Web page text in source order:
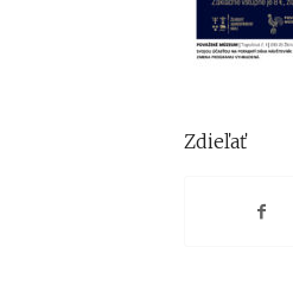
Zdieľať